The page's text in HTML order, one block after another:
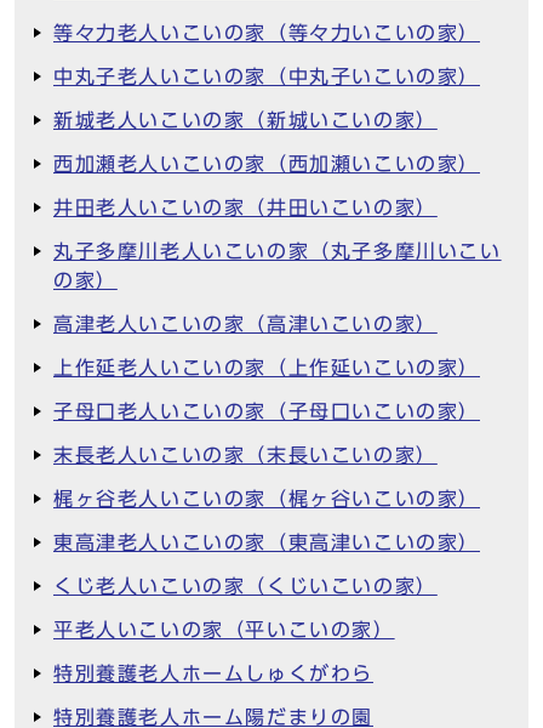
等々力老人いこいの家（等々力いこいの家）
中丸子老人いこいの家（中丸子いこいの家）
新城老人いこいの家（新城いこいの家）
西加瀬老人いこいの家（西加瀬いこいの家）
井田老人いこいの家（井田いこいの家）
丸子多摩川老人いこいの家（丸子多摩川いこい
の家）
高津老人いこいの家（高津いこいの家）
上作延老人いこいの家（上作延いこいの家）
子母口老人いこいの家（子母口いこいの家）
末長老人いこいの家（末長いこいの家）
梶ヶ谷老人いこいの家（梶ヶ谷いこいの家）
東高津老人いこいの家（東高津いこいの家）
くじ老人いこいの家（くじいこいの家）
平老人いこいの家（平いこいの家）
特別養護老人ホームしゅくがわら
特別養護老人ホーム陽だまりの園